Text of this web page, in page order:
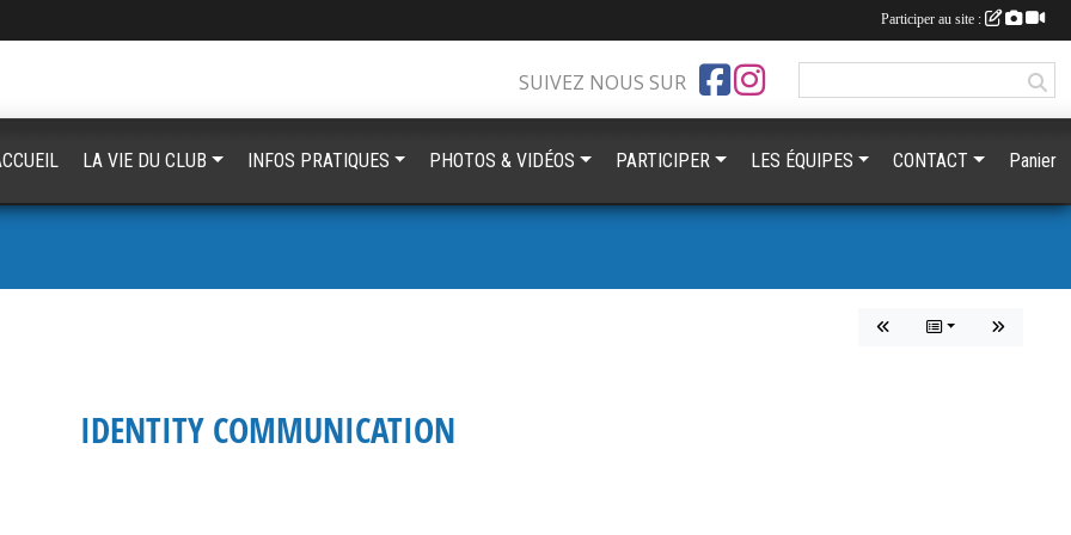
IDENTITY COMMUNICATION
SUIVEZ NOUS SUR
LA VIE DU CLUB INFOS PRATIQUES PHOTOS & VIDÉOS PARTICIPER LES ÉQUIPES CONTACT Panier
Participer au site :